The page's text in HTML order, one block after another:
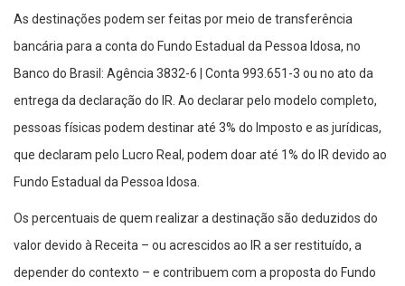
As destinações podem ser feitas por meio de transferência
bancária para a conta do Fundo Estadual da Pessoa Idosa, no
Banco do Brasil: Agência 3832-6 | Conta 993.651-3 ou no ato da
entrega da declaração do IR. Ao declarar pelo modelo completo,
pessoas físicas podem destinar até 3% do Imposto e as jurídicas,
que declaram pelo Lucro Real, podem doar até 1% do IR devido ao
Fundo Estadual da Pessoa Idosa.
Os percentuais de quem realizar a destinação são deduzidos do
valor devido à Receita – ou acrescidos ao IR a ser restituído, a
depender do contexto – e contribuem com a proposta do Fundo